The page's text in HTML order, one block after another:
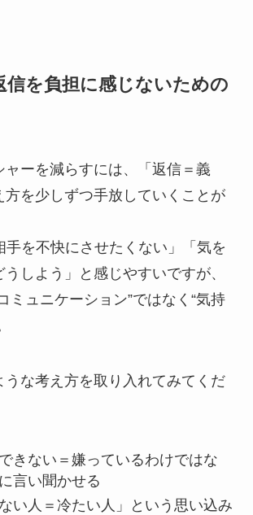
信を負担に感じないための
ャーを減らすには、「返信＝義
方を少しずつ手放していくことが
手を不快にさせたくない」「気を
しよう」と感じやすいですが、
ミュニケーション”ではなく“気持
うな考え方を取り入れてみてくだ
きない＝嫌っているわけではな
言い聞かせる
ない人＝冷たい人」という思い込み